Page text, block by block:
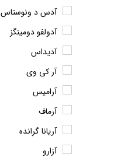
آدس د ونوستاس
آدولفو دومینگز
آدیداس
آر کی وی
آرامیس
آرماف
آریانا گرانده
آزارو